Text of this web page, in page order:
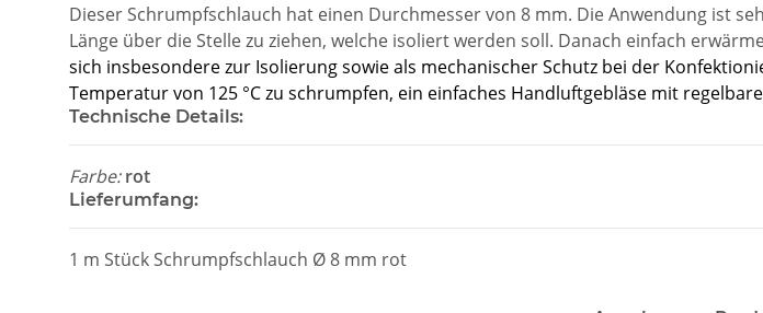
Dieser Schrumpfschlauch hat einen Durchmesser von 8 mm. Die Anwendung ist
Länge über die Stelle zu ziehen, welche isoliert werden soll. Danach einfach
sich insbesondere zur Isolierung sowie als mechanischer Schutz bei der
Temperatur von 125 °C zu schrumpfen, ein einfaches Handluftgebläse mit
Technische Details:
Farbe: rot
Lieferumfang:
1 m Stück Schrumpfschlauch Ø 8 mm rot